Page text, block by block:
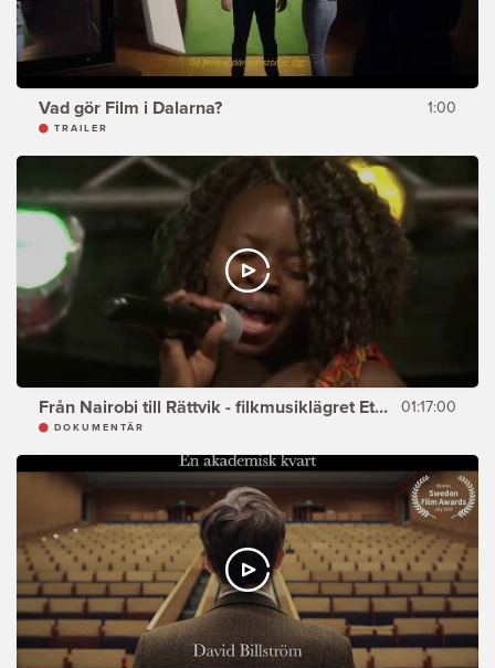
Vad gör Film i Dalarna? 1:00
TRAILER
Från Nairobi till Rättvik - filkmusiklägret Ethno 01:17:00
DOKUMENTÄR